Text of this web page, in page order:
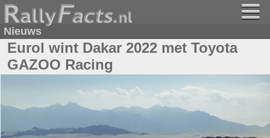
Nieuws
Eurol wint Dakar 2022 met Toyota
GAZOO Racing